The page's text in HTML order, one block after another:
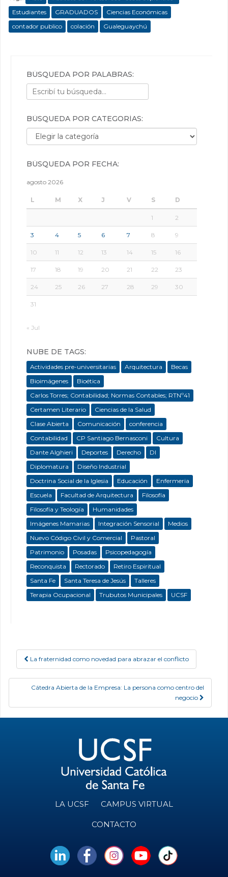
Estudiantes
GRADUADOS
Ciencias Económicas
contador publico
colación Gualeguaychú
BÚSQUEDA POR PALABRAS:
BÚSQUEDA POR CATEGORÍAS:
Búsqueda por categorías:
BÚSQUEDA POR FECHA:
agosto 2026
L M X J V S D
1 2
3 4 5 6 7 8 9
10 11 12 13 14 15 16
17 18 19 20 21 22 23
24 25 26 27 28 29 30
31
« Jul
NUBE DE TAGS:
Actividades pre-universitarias Arquitectura
Becas
Bioimágenes
Bioética
Carlos Torres; Contabilidad; Normas Contables; RTNº41
Certamen Literario
Ciencias de la Salud
Clase Abierta
Comunicación
conferencia
Contabilidad
CP Santiago Bernasconi
Cultura
Dante Alghieri
Deportes Derecho
DI
Diplomatura
Diseño Industrial
Doctrina Social de la Iglesia
Educación
Enfermeria
Escuela
Facultad de Arquitectura
Filosofía
Filosofía y Teología
Humanidades
Imágenes Mamarias
Integración Sensorial
Medios
Nuevo Código Civil y Comercial
Pastoral
Patrimonio
Posadas
Psicopedagogía
Reconquista
Rectorado
Retiro Espiritual
Santa Fe
Santa Teresa de Jesús
Talleres
Terapia Ocupacional
Trubutos Municipales UCSF
Post navigation
La fraternidad como novedad para abrazar el conflicto
Cátedra Abierta de la Empresa: La persona como centro del
negocio
LA UCSF CAMPUS VIRTUAL
CONTACTO